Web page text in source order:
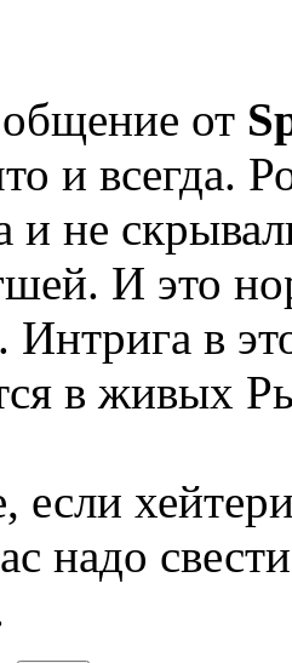
от
и всегда.
и не
И это
Интрига в
в живых
если
надо